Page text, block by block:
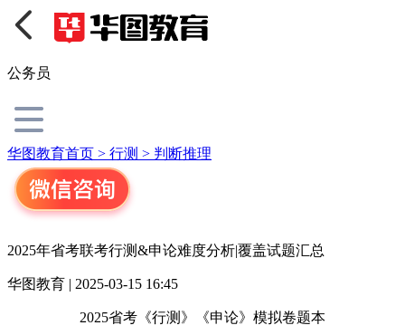
公务员
华图教育首页 > 行测 > 判断推理
2025年省考联考行测&申论难度分析|覆盖试题汇总
华图教育 | 2025-03-15 16:45
2025省考《行测》《申论》模拟卷题本